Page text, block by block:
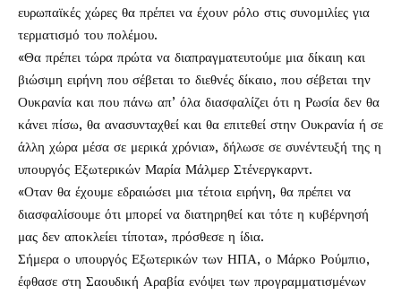
ευρωπαϊκές χώρες θα πρέπει να έχουν ρόλο στις συνομιλίες για
τερματισμό του πολέμου.
«Θα πρέπει τώρα πρώτα να διαπραγματευτούμε μια δίκαιη και
βιώσιμη ειρήνη που σέβεται το διεθνές δίκαιο, που σέβεται την
Ουκρανία και που πάνω απ’ όλα διασφαλίζει ότι η Ρωσία δεν θα
κάνει πίσω, θα ανασυνταχθεί και θα επιτεθεί στην Ουκρανία ή σε
άλλη χώρα μέσα σε μερικά χρόνια», δήλωσε σε συνέντευξή της η
υπουργός Εξωτερικών Μαρία Μάλμερ Στένεργκαρντ.
«Οταν θα έχουμε εδραιώσει μια τέτοια ειρήνη, θα πρέπει να
διασφαλίσουμε ότι μπορεί να διατηρηθεί και τότε η κυβέρνησή
μας δεν αποκλείει τίποτα», πρόσθεσε η ίδια.
Σήμερα ο υπουργός Εξωτερικών των ΗΠΑ, ο Μάρκο Ρούμπιο,
έφθασε στη Σαουδική Αραβία ενόψει των προγραμματισμένων